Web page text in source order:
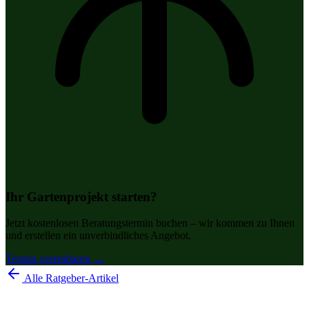
Ihr Gartenprojekt starten?
Jetzt kostenlosen Beratungstermin buchen – wir kommen zu Ihnen
und erstellen ein unverbindliches Angebot.
Termin vereinbaren →
Alle Ratgeber-Artikel